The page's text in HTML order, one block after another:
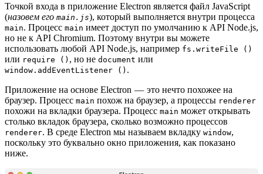
Точкой входа в приложение Electron является файл JavaScript
(назовем его main.js), который выполняется внутри процесса
main. Процесс main имеет доступ по умолчанию к API Node.js,
но не к API Chromium. Поэтому внутри вы можете
использовать любой API Node.js, например fs.writeFile ()
или require () , но не document или
window.addEventListener () .
Приложение на основе Electron — это нечто похожее на
браузер. Процесс main похож на браузер, а процессы renderer
похожи на вкладки браузера. Процесс main может открывать
столько вкладок браузера, сколько возможно процессов
renderer. В среде Electron мы называем вкладку window,
поскольку это буквально окно приложения, как показано
ниже.